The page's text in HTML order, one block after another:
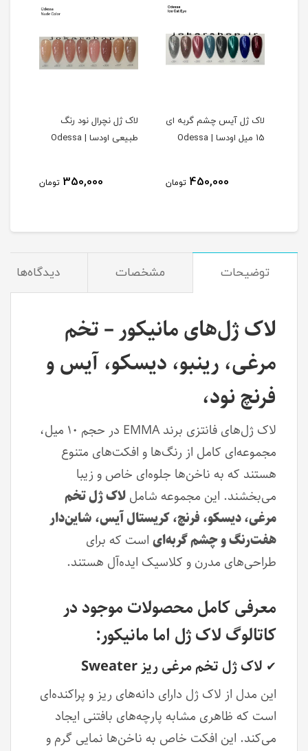
لاک ژل آیس چشم گربه ای
15 میل اودسا | Odessa
450,000 تومان
لاک ژل نچرال نود رنگ
طبیعی اودسا | Odessa
350,000 تومان
توضیحات مشخصات دیدگاه‌ها
لاک ژل‌های مانیکور – تخم
مرغی، رینبو، دیسکو، آیس و
فرنچ نود،
لاک ژل‌های فانتزی برند EMMA در حجم ۱۰ میل،
مجموعه‌ای کامل از رنگ‌ها و افکت‌های متنوع
هستند که به ناخن‌ها جلوه‌ای خاص و زیبا
می‌بخشند. این مجموعه شامللاک ژل تخم
مرغی، دیسکو، فرنچ، کریستال آیس، شاین‌دار
هفت‌رنگ و چشم گربه‌ایاست که برای
طراحی‌های مدرن و کلاسیک ایده‌آل هستند.
معرفی کامل محصولات موجود در
کاتالوگ لاک ژل اما مانیکور:
✔ لاک ژل تخم مرغی ریز Sweater
این مدل از لاک ژل دارای دانه‌های ریز و پراکنده‌ای
است که ظاهری مشابه پارچه‌های بافتنی ایجاد
می‌کند. این افکت خاص به ناخن‌ها نمایی گرم و